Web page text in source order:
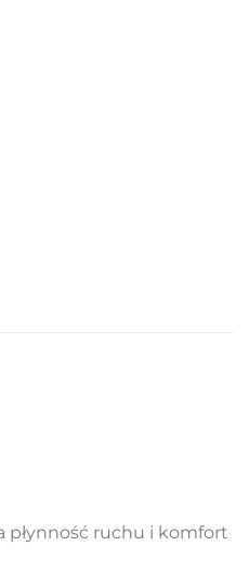
ruchu i komfort